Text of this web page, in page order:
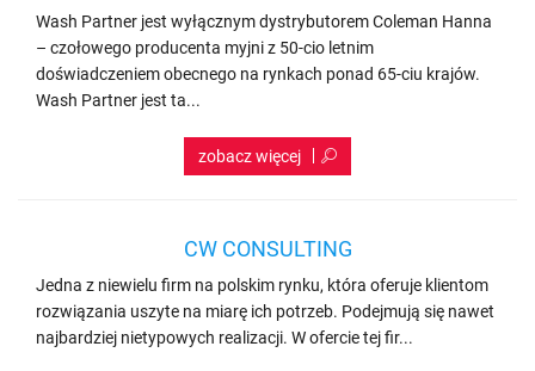
Wash Partner jest wyłącznym dystrybutorem Coleman Hanna
– czołowego producenta myjni z 50-cio letnim
doświadczeniem obecnego na rynkach ponad 65-ciu krajów.
Wash Partner jest ta...
CW CONSULTING
Jedna z niewielu firm na polskim rynku, która oferuje klientom
rozwiązania uszyte na miarę ich potrzeb. Podejmują się nawet
najbardziej nietypowych realizacji. W ofercie tej fir...